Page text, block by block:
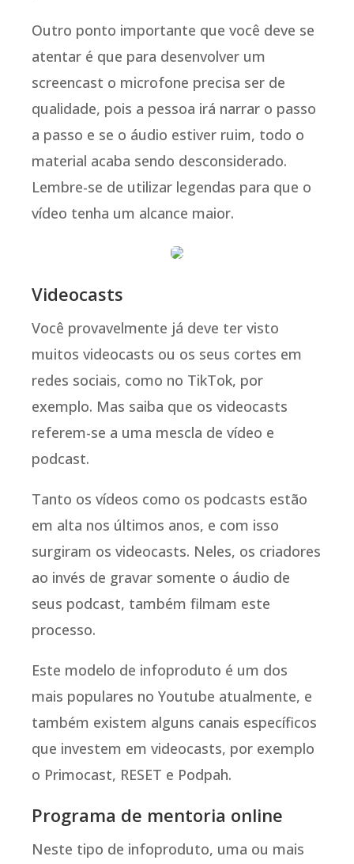
Outro ponto importante que você deve se
atentar é que para desenvolver um
screencast o microfone precisa ser de
qualidade, pois a pessoa irá narrar o passo
a passo e se o áudio estiver ruim, todo o
material acaba sendo desconsiderado.
Lembre-se de utilizar legendas para que o
vídeo tenha um alcance maior.
Videocasts
Você provavelmente já deve ter visto
muitos videocasts ou os seus cortes em
redes sociais, como no TikTok, por
exemplo. Mas saiba que os videocasts
referem-se a uma mescla de vídeo e
podcast.
Tanto os vídeos como os podcasts estão
em alta nos últimos anos, e com isso
surgiram os videocasts. Neles, os criadores
ao invés de gravar somente o áudio de
seus podcast, também filmam este
processo.
Este modelo de infoproduto é um dos
mais populares no Youtube atualmente, e
também existem alguns canais específicos
que investem em videocasts, por exemplo
o Primocast, RESET e Podpah.
Programa de mentoria online
Neste tipo de infoproduto, uma ou mais